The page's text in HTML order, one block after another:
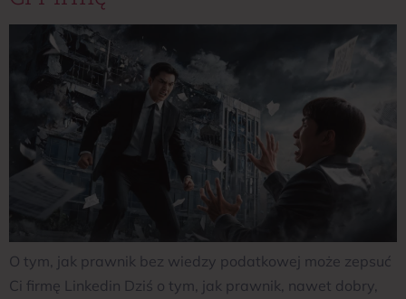
O tym, jak prawnik bez wiedzy podatkowej może zepsuć
Ci firmę Linkedin Dziś o tym, jak prawnik, nawet dobry,